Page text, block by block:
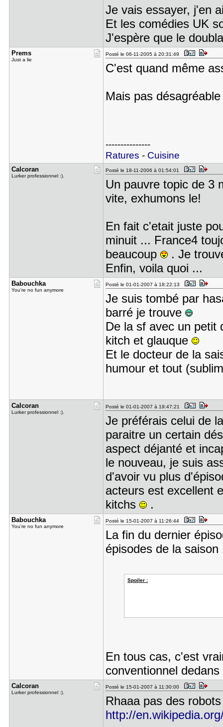
Je vais essayer, j'en
Et les comédies UK
J'espère que le
Prems
Just a lie
Posté le 06-11-2005 à 20:31:49
C'est quand même
Mais pas
---------------
Ratures - Cuisine
Calcoran
Lurker professionnel :).
Posté le 18-11-2006 à 01:54:01
Un pauvre topic de 3
vite, exhumons le!
En fait c'etait juste
minuit ... France4
beaucoup
. Je
Enfin, voila quoi ...
Babouchka
You're no fun anymore
Posté le 01-01-2007 à 18:22:13
Je suis tombé par
barré je trouve
De la sf avec un petit
kitch et glauque
Et le docteur de la
humour et tout
Calcoran
Lurker professionnel :).
Posté le 01-01-2007 à 19:47:21
Je préférais celui de
paraitre un certain
aspect déjanté et
le nouveau, je suis
d'avoir vu plus
acteurs est excellent
kitchs
.
Babouchka
You're no fun anymore
Posté le 15-01-2007 à 11:26:44
La fin du dernier
épisodes de la
Spoiler :
En tous cas, c'est
conventionnel dedans
Calcoran
Lurker professionnel :).
Posté le 15-01-2007 à 11:30:00
Rhaaa pas des
http://